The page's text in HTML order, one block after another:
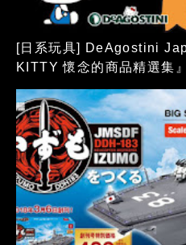
[日系玩具] DeAgostini
KITTY 懷念的商品精選集』